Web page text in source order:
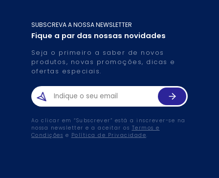
SUBSCREVA A NOSSA NEWSLETTER
Fique a par das nossas novidades
Seja o primeiro a saber de novos
produtos, novas promoções, dicas e
ofertas especiais.
Ao clicar em “Subscrever” está a inscrever-se na
nossa newsletter e a aceitar os Termos e
Condições e Política de Privacidade.